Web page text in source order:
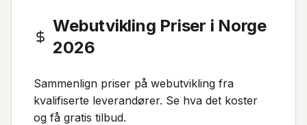
Webutvikling Priser i Norge
2026
Sammenlign priser på webutvikling fra
kvalifiserte leverandører. Se hva det koster
og få gratis tilbud.